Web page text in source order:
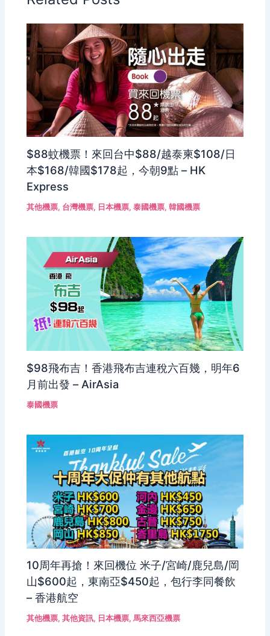
$88蚊機票！來回台中$88/越泰柬$108/日
本$168/韓國$178起，今朝9點 – HK
Express
其他機票, 台灣機票, 日本機票,泰國機票,韓國機票
$98飛布吉！香港飛布吉連稅六百幾，明年6
月前出發 – AirAsia
泰國機票
10周年再搶！來回機位 米子/宮崎/鹿兒島/岡
山$600起，東南亞$450起，包行李同餐飲
– 香港航空
其他機票,其他資訊, 日本機票,馬來西亞機票